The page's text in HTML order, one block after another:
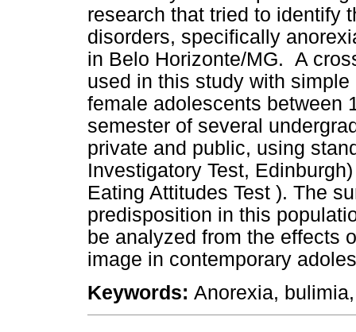
research that tried to identify
disorders, specifically
in Belo Horizonte/MG. A
used in this study with
female adolescents between
semester of several
private and public, using
Investigatory Test,
Eating Attitudes Test ). The
predisposition in this
be analyzed from the effects
image in contemporary
Keywords: Anorexia,